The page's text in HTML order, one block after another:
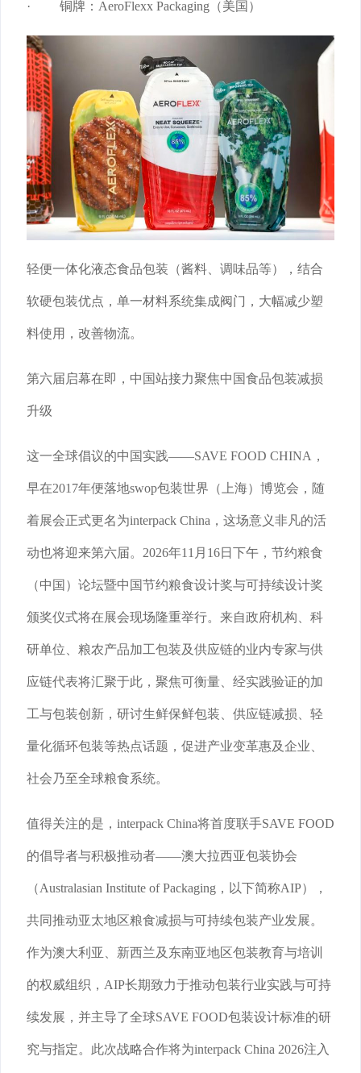
· 铜牌：AeroFlexx Packaging（美国）
轻便一体化液态食品包装（酱料、调味品等），结合
软硬包装优点，单一材料系统集成阀门，大幅减少塑
料使用，改善物流。
第六届启幕在即，中国站接力聚焦中国食品包装减损
升级
这一全球倡议的中国实践——SAVE FOOD CHINA，
早在2017年便落地swop包装世界（上海）博览会，随
着展会正式更名为interpack China，这场意义非凡的活
动也将迎来第六届。2026年11月16日下午，节约粮食
（中国）论坛暨中国节约粮食设计奖与可持续设计奖
颁奖仪式将在展会现场隆重举行。来自政府机构、科
研单位、粮农产品加工包装及供应链的业内专家与供
应链代表将汇聚于此，聚焦可衡量、经实践验证的加
工与包装创新，研讨生鲜保鲜包装、供应链减损、轻
量化循环包装等热点话题，促进产业变革惠及企业、
社会乃至全球粮食系统。
值得关注的是，interpack China将首度联手SAVE FOOD
的倡导者与积极推动者——澳大拉西亚包装协会
（Australasian Institute of Packaging，以下简称AIP），
共同推动亚太地区粮食减损与可持续包装产业发展。
作为澳大利亚、新西兰及东南亚地区包装教育与培训
的权威组织，AIP长期致力于推动包装行业实践与可持
续发展，并主导了全球SAVE FOOD包装设计标准的研
究与指定。此次战略合作将为interpack China 2026注入